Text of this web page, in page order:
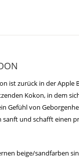
ist zurück in der
Kokon, in dem
Gefühl von
und schafft einen
beige/sandfarben